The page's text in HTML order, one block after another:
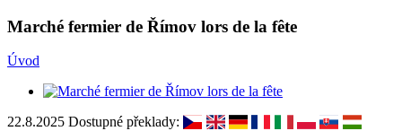
Marché fermier de Římov lors de la fête
Úvod
22.8.2025 Dostupné překlady: